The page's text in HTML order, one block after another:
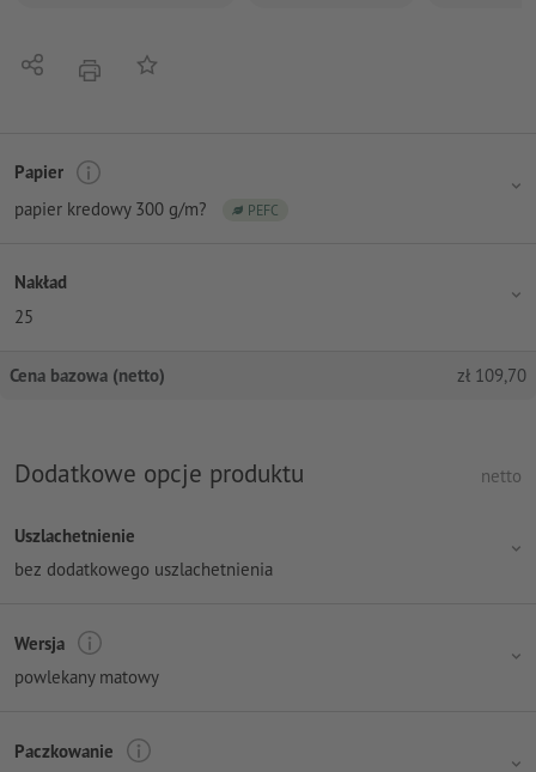
UdostępnijNacisnąćDo listy obserwowanych
Papier
papier kredowy 300 g/m?
PEFC
Nakład
25
Cena bazowa (netto) zł 109,70
Dodatkowe opcje produktu netto
Uszlachetnienie
bez dodatkowego uszlachetnienia
Wersja
powlekany matowy
Paczkowanie